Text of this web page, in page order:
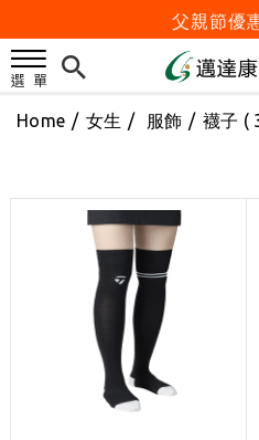
父親節優
2026邁達康盃
防詐騙! 勿信來路
歡迎體驗公益店
刷台新卡滿
Golf Point 會
消費滿
Happy
2026邁達康盃
7月份 門市免費
Home / 女生 / 服飾 / 襪子 (